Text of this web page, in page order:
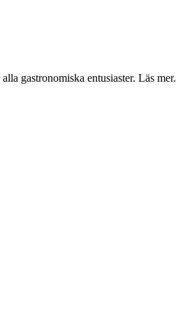
gastronomiska entusiaster. Läs mer.